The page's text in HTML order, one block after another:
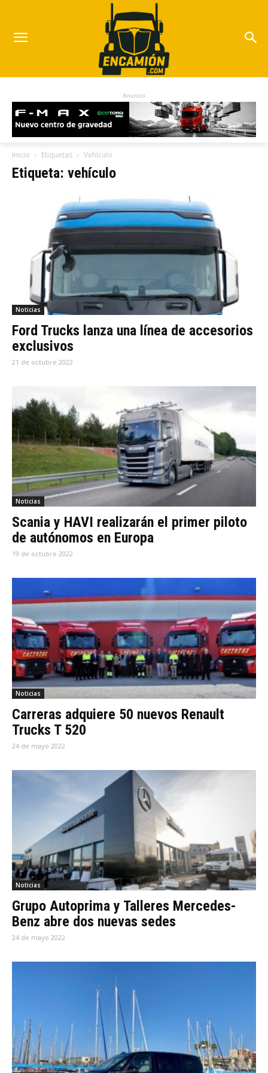
Anuncio
Inicio Etiquetas Vehículo
Etiqueta: vehículo
Noticias
Ford Trucks lanza una línea de accesorios
exclusivos
21 de octubre 2022
Noticias
Scania y HAVI realizarán el primer piloto
de autónomos en Europa
19 de octubre 2022
Noticias
Carreras adquiere 50 nuevos Renault
Trucks T 520
24 de mayo 2022
Noticias
Grupo Autoprima y Talleres Mercedes-
Benz abre dos nuevas sedes
24 de mayo 2022